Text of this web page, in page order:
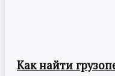
Как найти